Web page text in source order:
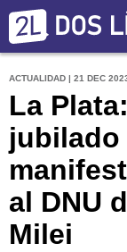
ACTUALIDAD | 21 DEC
La
jubilado
al DNU
Milei